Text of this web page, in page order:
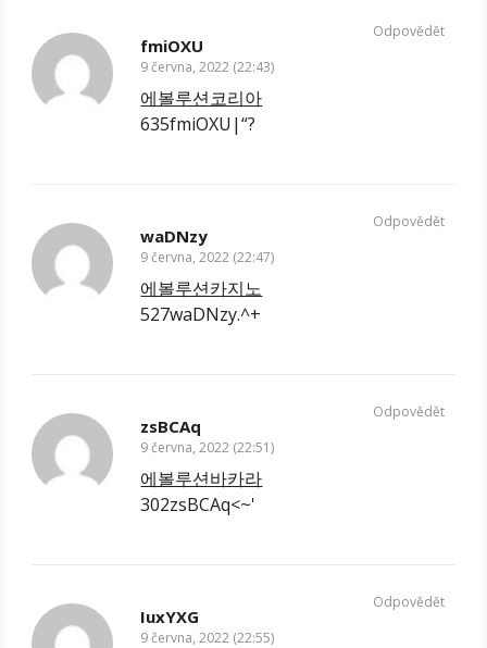
fmiOXU
9 června, 2022 (22:43)
에볼루션코리아
635fmiOXU|“?
Odpovědět
waDNzy
9 června, 2022 (22:47)
에볼루션카지노
527waDNzy.^+
Odpovědět
zsBCAq
9 června, 2022 (22:51)
에볼루션바카라
302zsBCAq<~'
Odpovědět
IuxYXG
9 června, 2022 (22:55)
Odpovědět